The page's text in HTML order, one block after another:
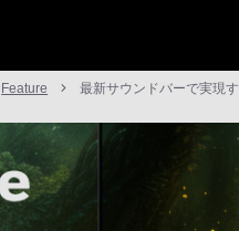
Feature 最新サウンドバーで実現